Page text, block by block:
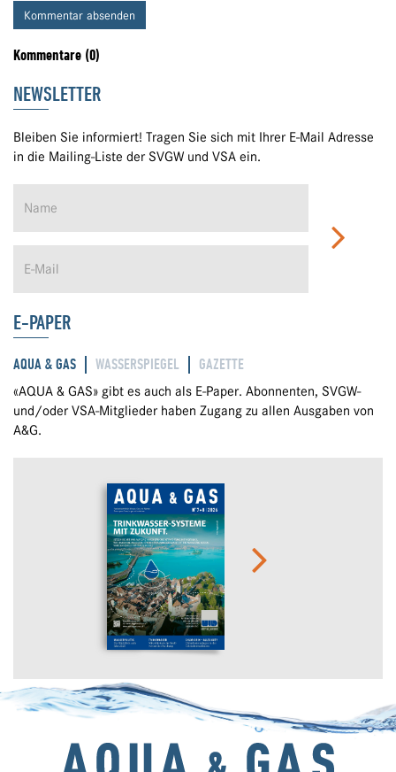
Kommentar absenden
Kommentare (0)
NEWSLETTER
Bleiben Sie informiert! Tragen Sie sich mit Ihrer E-Mail Adresse
in die Mailing-Liste der SVGW und VSA ein.
E-PAPER
AQUA & GAS WASSERSPIEGEL GAZETTE
«AQUA & GAS» gibt es auch als E-Paper. Abonnenten, SVGW-
und/oder VSA-Mitglieder haben Zugang zu allen Ausgaben von
A&G.